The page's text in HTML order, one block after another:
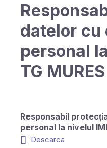
datelor cu
personal
TG MURES
Responsabil
personal la nivelul
Descarca